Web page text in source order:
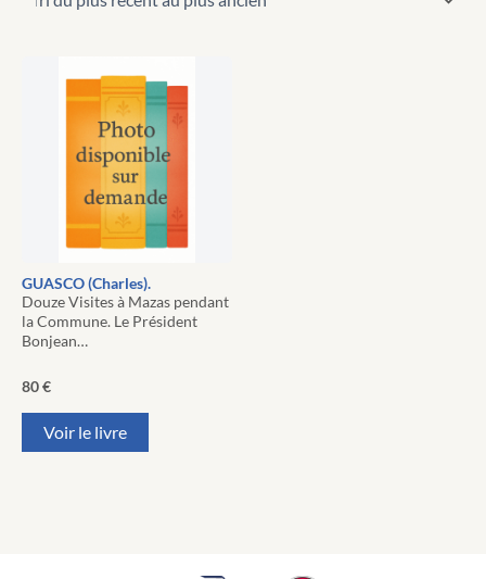
GUASCO (Charles).
Douze Visites à Mazas pendant
la Commune. Le Président
Bonjean…
80€
Voir le livre